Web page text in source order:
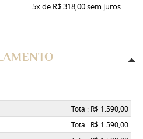
5xde R$ 318,00sem juros
Total: R$ 1.590,00
Total: R$ 1.590,00